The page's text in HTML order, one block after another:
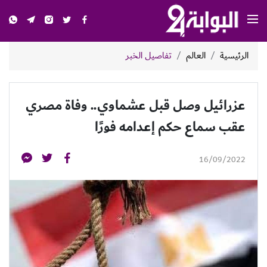
الرئيسية العالم تفاصيل الخبر
عزرائيل وصل قبل عشماوي.. وفاة مصري
عقب سماع حكم إعدامه فورًا
16/09/2022